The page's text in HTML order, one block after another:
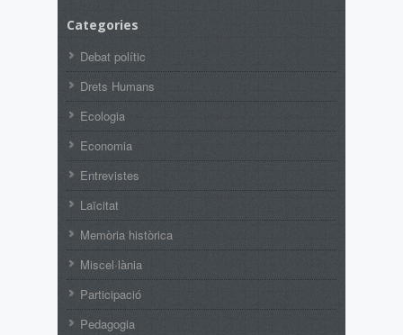
Categories
Debat polític
Drets Humans
Ecologia
Economia
Entrevistes
Laïcitat
Memòria històrica
Miscel·lània
Participació
Pedagogia